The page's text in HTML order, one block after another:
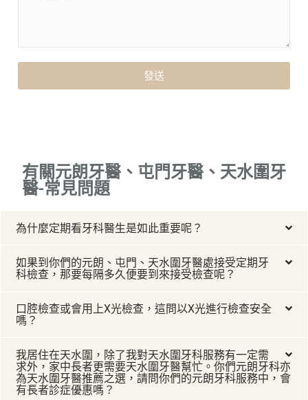
發送
有關元朗牙醫、屯門牙醫、天水圍牙
醫-常見問題
為什麼定期看牙科醫生是如此重要呢？
如果到你們的元朗、屯門、天水圍牙醫處接受定期牙
科檢查，那要每隔多久便要到來接受檢查呢？
口腔檢查或會用上X光檢查，這問以X光進行檢查安全
嗎？
我居住在天水圍，除了我對天水圍牙科服務有一定需
求外，家中長者更需要天水圍牙醫幫忙。你們元朗牙科亦
為天水圍牙醫推薦之選，請問你們的元朗牙科服務中，會
有長者診症優惠嗎？